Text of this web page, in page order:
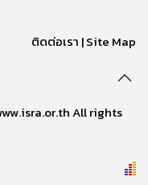
ติดต่อเรา |Site Map
All rights